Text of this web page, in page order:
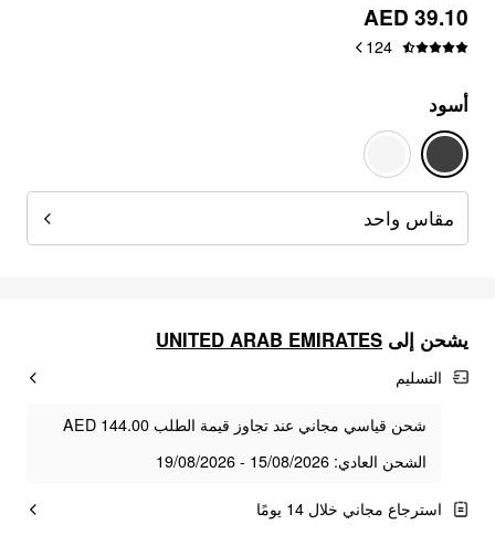
AED 39.10
124
أسود
مقاس واحد
يشحن إلى UNITED ARAB EMIRATES
التسليم
شحن قياسي مجاني عند تجاوز قيمة الطلب AED 144.00
الشحن العادي: 15/08/2026 - 19/08/2026
استرجاع مجاني خلال 14 يومًا